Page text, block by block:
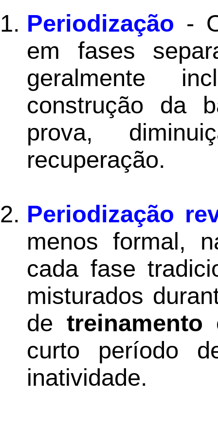
Periodização -
em fases
geralmente
construção da
prova,
recuperação.
Periodização
menos formal,
cada fase
misturados
de treinamento
curto período
inatividade.